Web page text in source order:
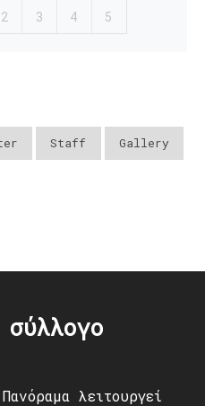
2 3 4 5
Staff Gallery
λειτουργεί